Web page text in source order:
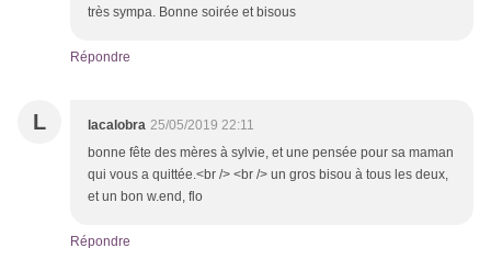
très sympa. Bonne soirée et bisous
Répondre
L lacalobra 25/05/2019 22:11
bonne fête des mères à sylvie, et une pensée pour sa maman
qui vous a quittée.<br /> <br /> un gros bisou à tous les deux,
et un bon w.end, flo
Répondre